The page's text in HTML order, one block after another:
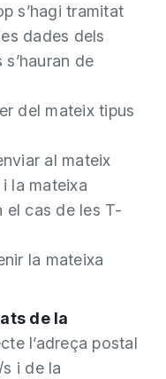
s’hagi tramitat
dades dels
de
del mateix tipus
al mateix
la mateixa
el cas de les T-
la mateixa
de la
l’adreça postal
i de la